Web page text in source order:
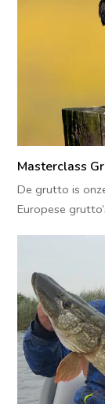
Masterclass
De grutto is
Europese